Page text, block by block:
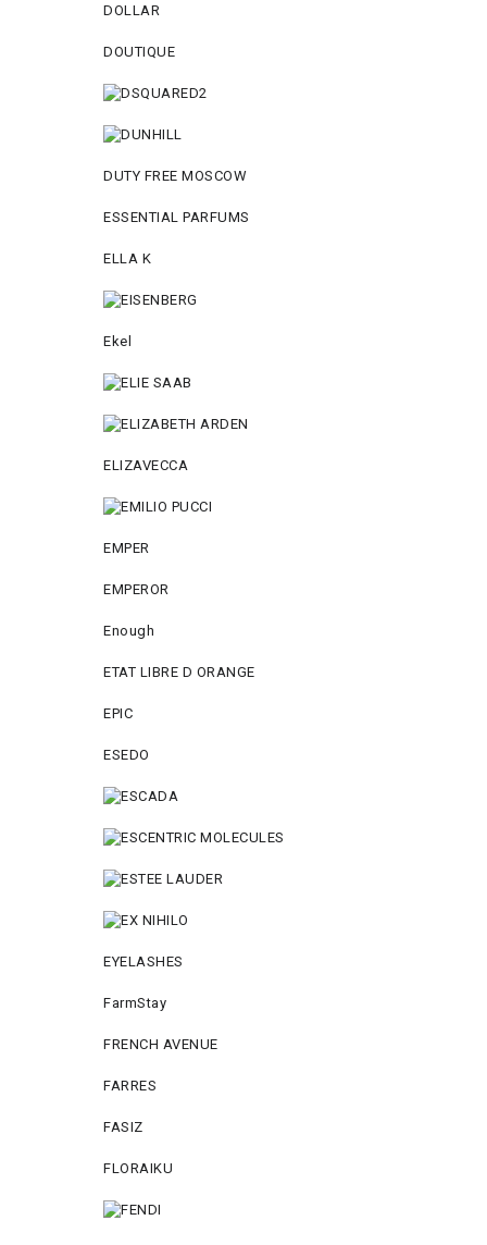
DOLLAR
DOUTIQUE
DUTY FREE MOSCOW
ESSENTIAL PARFUMS
ELLA K
Ekel
ELIZAVECCA
EMPER
EMPEROR
Enough
ETAT LIBRE D ORANGE
EPIC
ESEDO
EYELASHES
FarmStay
FRENCH AVENUE
FARRES
FASIZ
FLORAIKU